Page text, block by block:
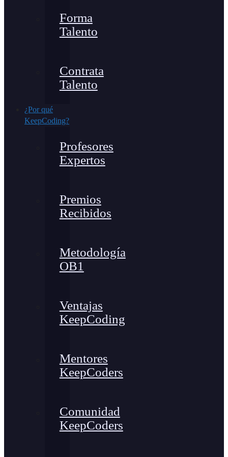
Forma
Talento
Contrata
Talento
¿Por qué
KeepCoding?
Profesores
Expertos
Premios
Recibidos
Metodología
OB1
Ventajas
KeepCoding
Mentores
KeepCoders
Comunidad
KeepCoders